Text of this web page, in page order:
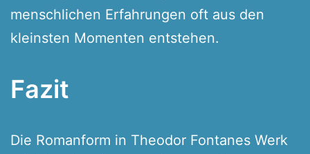
menschlichen Erfahrungen oft aus den
kleinsten Momenten entstehen.
Fazit
Die Romanform in Theodor Fontanes Werk